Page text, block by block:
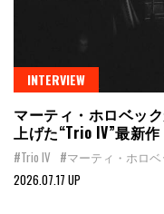
INTERVIEW
マーティ・ホロベッ
上げた“Trio IV”最新作
#Trio IV #マーティ・ホロベ
2026.07.17 UP